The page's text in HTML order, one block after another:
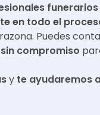
en todo el
. Puedes
compromiso
y te ayudaremos